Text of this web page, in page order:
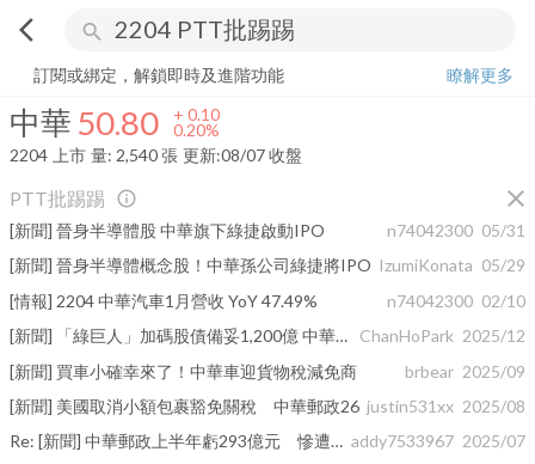
arrow_back_ios search
中華 50.80+ 0.20%
訂閱或綁定，解鎖即時及進階功能
瞭解更多
中華 50.80 + 0.10
0.20%
2204 上市 量: 2,540張 更新:08/07 收盤
PTT批踢踢 close
info_outline
[新聞] 晉身半導體股 中華旗下綠捷啟動IPO n74042300 05/31
[新聞] 晉身半導體概念股！中華孫公司綠捷將IPO IzumiKonata 05/29
[情報] 2204 中華汽車1月營收 YoY 47.49%
n74042300 02/10
[新聞] 「綠巨人」加碼股債備妥1,200億 中華郵政
ChanHoPark 2025/12
[新聞] 買車小確幸來了！中華車迎貨物稅減免商
brbear 2025/09
[新聞] 美國取消小額包裹豁免關稅 中華郵政26 justin531xx 2025/08
Re: [新聞] 中華郵政上半年虧293億元 慘遭「美元匯 addy7533967 2025/07